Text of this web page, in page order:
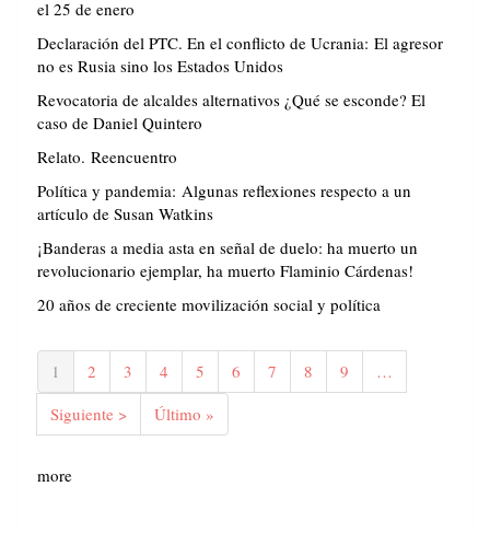
el 25 de enero
Declaración del PTC. En el conflicto de Ucrania: El agresor
no es Rusia sino los Estados Unidos
Revocatoria de alcaldes alternativos ¿Qué se esconde? El
caso de Daniel Quintero
Relato. Reencuentro
Política y pandemia: Algunas reflexiones respecto a un
artículo de Susan Watkins
¡Banderas a media asta en señal de duelo: ha muerto un
revolucionario ejemplar, ha muerto Flaminio Cárdenas!
20 años de creciente movilización social y política
Paginación
Página
actual
1 Página
2 Página
3 Página
4 Página
5 Página
6 Página
7 Página
8 Página
9
…
Siguiente
página
Siguiente >
Última
página
Último »
more